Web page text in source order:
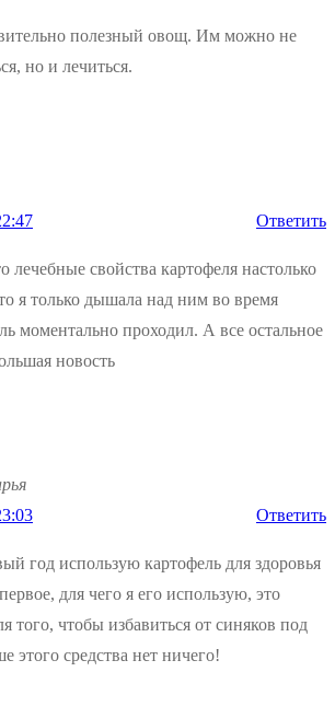
полезный овощ. Им можно не
но и лечиться.
Ответить
лечебные свойства картофеля настолько
я только дышала над ним во время
моментально проходил. А все остальное
новость
Ответить
год использую картофель для здоровья
для чего я его использую, это
того, чтобы избавиться от синяков под
этого средства нет ничего!